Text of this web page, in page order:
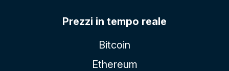
Prezzi in tempo reale
Bitcoin
Ethereum